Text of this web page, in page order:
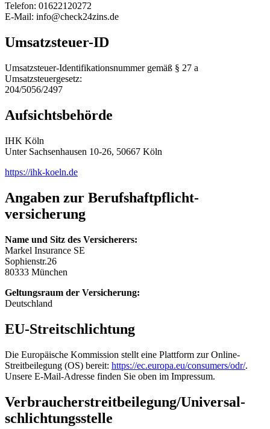
Telefon: 01622120272
E-Mail: info@check24zins.de
Umsatzsteuer-ID
Umsatzsteuer-Identifikationsnummer gemäß § 27 a
Umsatzsteuergesetz:
204/5056/2497
Aufsichtsbehörde
IHK Köln
Unter Sachsenhausen 10-26, 50667 Köln
https://ihk-koeln.de
Angaben zur Berufs­haftpflicht­
versicherung
Name und Sitz des Versicherers:
Markel Insurance SE
Sophienstr.26
80333 München
Geltungsraum der Versicherung:
Deutschland
EU-Streitschlichtung
Die Europäische Kommission stellt eine Plattform zur Online-
Streitbeilegung (OS) bereit: https://ec.europa.eu/consumers/odr/.
Unsere E-Mail-Adresse finden Sie oben im Impressum.
Verbraucher­streit­beilegung/Universal­
schlichtungs­stelle